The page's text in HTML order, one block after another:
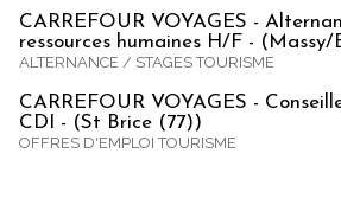
CARREFOUR VOYAGES -
ressources humaines H/F - (Massy/
ALTERNANCE / STAGES TOURISME
CARREFOUR VOYAGES -
CDI - (St Brice (77))
OFFRES D'EMPLOI TOURISME